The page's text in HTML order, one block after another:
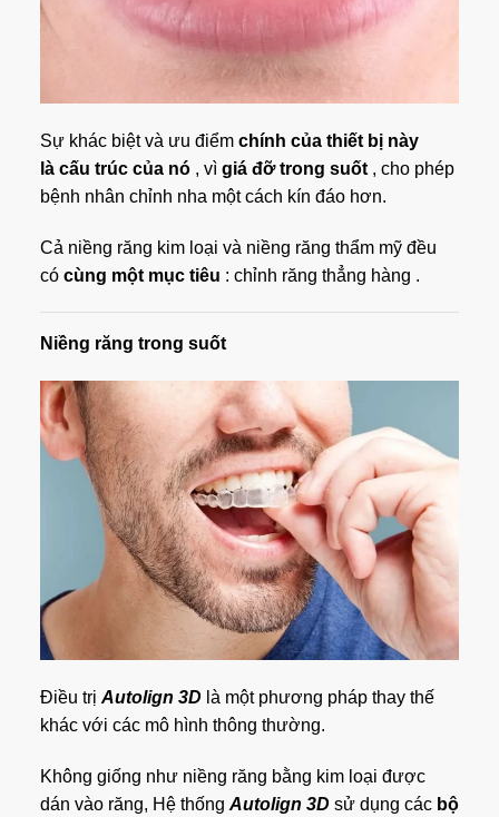
Sự khác biệt và ưu điểm chính của thiết bị này
là cấu trúc của nó, vì giá đỡtrong suốt, cho phép
bệnh nhân chỉnh nha một cách kín đáo hơn.
Cả niềng răng kim loại và niềng răng thẩm mỹ đều
có cùng một mục tiêu : chỉnh răng thẳng hàng .
Niềng răng trong suốt
Điều trị Autolign 3D là một phương pháp thay thế
khác với các mô hình thông thường.
Không giống như niềng răng bằng kim loại được
dán vào răng, Hệ thống Autolign 3D sử dụng các bộ